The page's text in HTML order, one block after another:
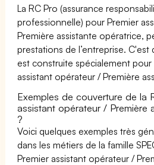
La RC Pro (assurance
professionnelle) pour Premier
Première assistante opératrice,
prestations de l’entreprise. C'est
est construite spécialement pour
assistant opérateur / Première
Exemples de couverture de la
assistant opérateur / Première
?
Voici quelques exemples très
dans les métiers de la famille
Premier assistant opérateur /